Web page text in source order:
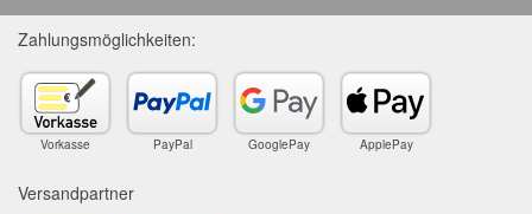
Zahlungsmöglichkeiten:
Vorkasse PayPal GooglePay ApplePay
Versandpartner